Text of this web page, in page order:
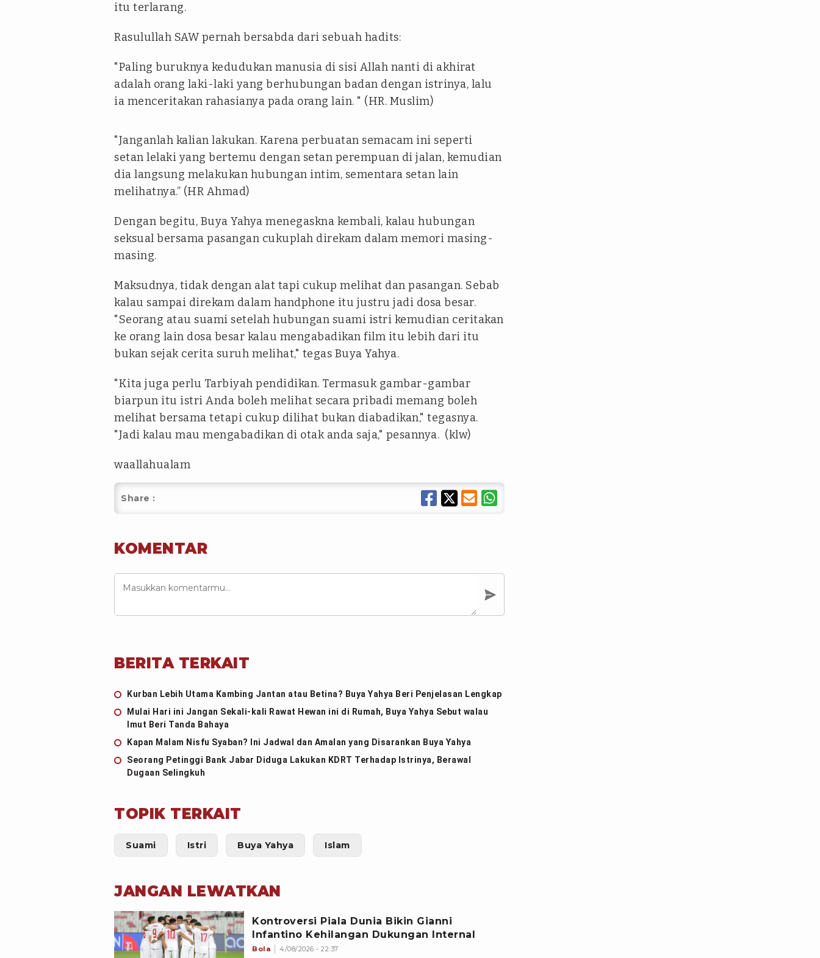
itu terlarang.
Rasulullah SAW pernah bersabda dari sebuah hadits:
"Paling buruknya kedudukan manusia di sisi Allah nanti di akhirat
adalah orang laki-laki yang berhubungan badan dengan istrinya, lalu
ia menceritakan rahasianya pada orang lain. " (HR. Muslim)
"Janganlah kalian lakukan. Karena perbuatan semacam ini seperti
setan lelaki yang bertemu dengan setan perempuan di jalan, kemudian
dia langsung melakukan hubungan intim, sementara setan lain
melihatnya.” (HR Ahmad)
Dengan begitu, Buya Yahya menegaskna kembali, kalau hubungan
seksual bersama pasangan cukuplah direkam dalam memori masing-
masing.
Maksudnya, tidak dengan alat tapi cukup melihat dan pasangan. Sebab
kalau sampai direkam dalam handphone itu justru jadi dosa besar.
"Seorang atau suami setelah hubungan suami istri kemudian ceritakan
ke orang lain dosa besar kalau mengabadikan film itu lebih dari itu
bukan sejak cerita suruh melihat," tegas Buya Yahya.
"Kita juga perlu Tarbiyah pendidikan. Termasuk gambar-gambar
biarpun itu istri Anda boleh melihat secara pribadi memang boleh
melihat bersama tetapi cukup dilihat bukan diabadikan," tegasnya.
"Jadi kalau mau mengabadikan di otak anda saja," pesannya. (klw)
waallahualam
Share :
KOMENTAR
BERITA TERKAIT
Kurban Lebih Utama Kambing Jantan atau Betina? Buya Yahya Beri Penjelasan Lengkap
Mulai Hari ini Jangan Sekali-kali Rawat Hewan ini di Rumah, Buya Yahya Sebut walau
Imut Beri Tanda Bahaya
Kapan Malam Nisfu Syaban? Ini Jadwal dan Amalan yang Disarankan Buya Yahya
Seorang Petinggi Bank Jabar Diduga Lakukan KDRT Terhadap Istrinya, Berawal
Dugaan Selingkuh
TOPIK TERKAIT
Suami Istri Buya Yahya Islam
JANGAN LEWATKAN
Kontroversi Piala Dunia Bikin Gianni
Infantino Kehilangan Dukungan Internal
Bola 4/08/2026 - 22:37